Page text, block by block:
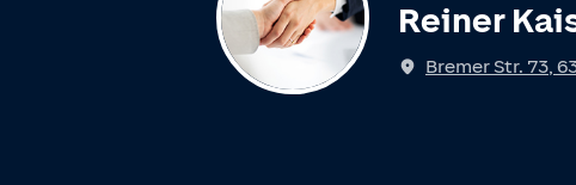
Reiner
Bremer Str. 73,